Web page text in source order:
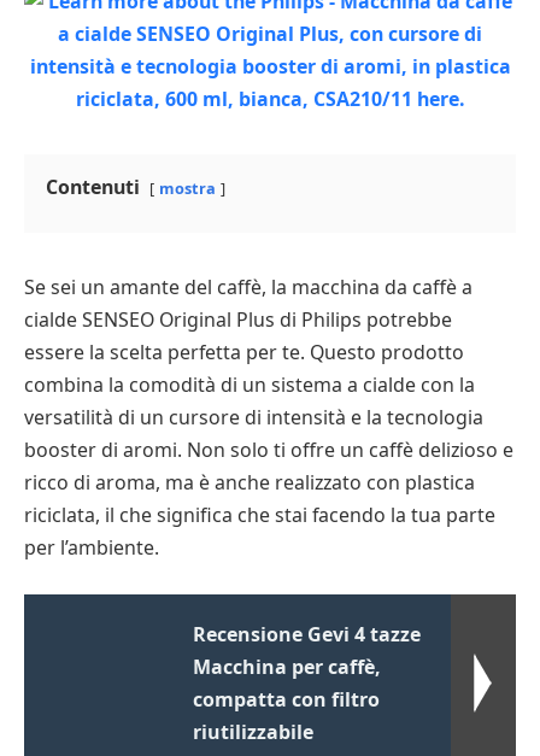
Contenuti mostra
Se sei un amante del caffè, la macchina da caffè a
cialde SENSEO Original Plus di Philips potrebbe
essere la scelta perfetta per te. Questo prodotto
combina la comodità di un sistema a cialde con la
versatilità di un cursore di intensità e la tecnologia
booster di aromi. Non solo ti offre un caffè delizioso e
ricco di aroma, ma è anche realizzato con plastica
riciclata, il che significa che stai facendo la tua parte
per l’ambiente.
Recensione Gevi 4 tazze
Macchina per caffè,
compatta con filtro
riutilizzabile